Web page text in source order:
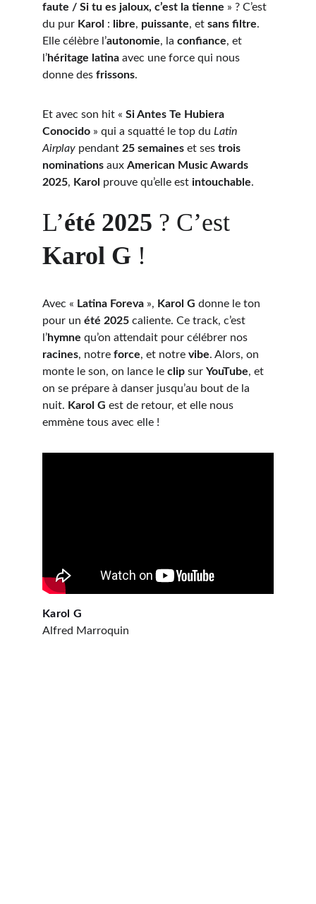
faute / Si tu es jaloux, c’est la tienne » ? C’est
du pur Karol : libre, puissante, et sans filtre.
Elle célèbre l’autonomie, la confiance, et
l’héritage latina avec une force qui nous
donne des frissons.
Et avec son hit « Si Antes Te Hubiera
Conocido » qui a squatté le top du Latin
Airplay pendant 25 semaines et ses trois
nominations aux American Music Awards
2025, Karol prouve qu’elle est intouchable.
L’été 2025 ? C’est
Karol G !
Avec « Latina Foreva », Karol G donne le ton
pour un été 2025 caliente. Ce track, c’est
l’hymne qu’on attendait pour célébrer nos
racines, notre force, et notre vibe. Alors, on
monte le son, on lance le clip sur YouTube, et
on se prépare à danser jusqu’au bout de la
nuit. Karol G est de retour, et elle nous
emmène tous avec elle !
Karol G
Alfred Marroquin